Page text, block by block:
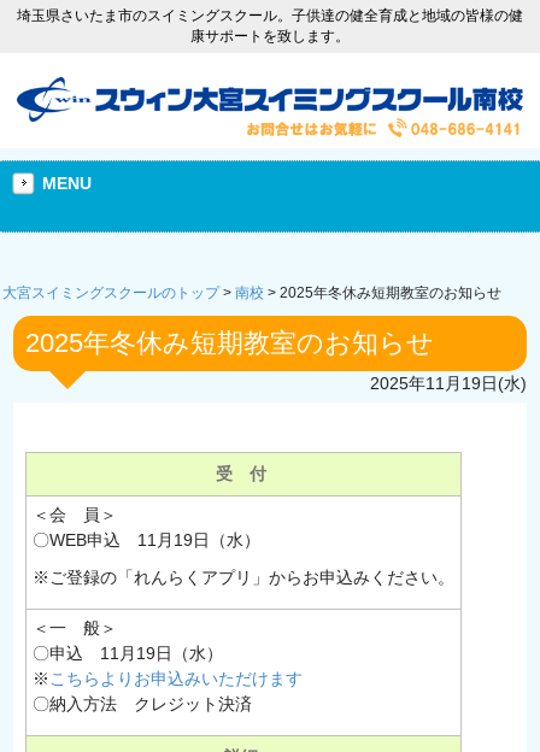
埼玉県さいたま市のスイミングスクール。子供達の健全育成と地域の皆様の健
康サポートを致します。
MENU
大宮スイミングスクールのトップ> 南校 > 2025年冬休み短期教室のお知らせ
2025年冬休み短期教室のお知らせ
2025年11月19日(水)
受 付
＜会 員＞
〇WEB申込 11月19日（水）
※ご登録の「れんらくアプリ」からお申込みください。
＜一 般＞
〇申込 11月19日（水）
※ こちらよりお申込みいただけます
〇納入方法 クレジット決済